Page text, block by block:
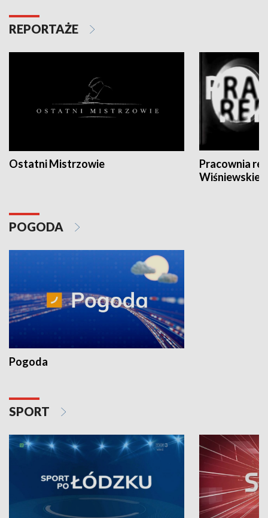
REPORTAŻE
Ostatni Mistrzowie
Pracownia
POGODA
Pogoda
SPORT